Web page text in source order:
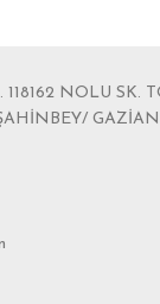
NOLU SK.